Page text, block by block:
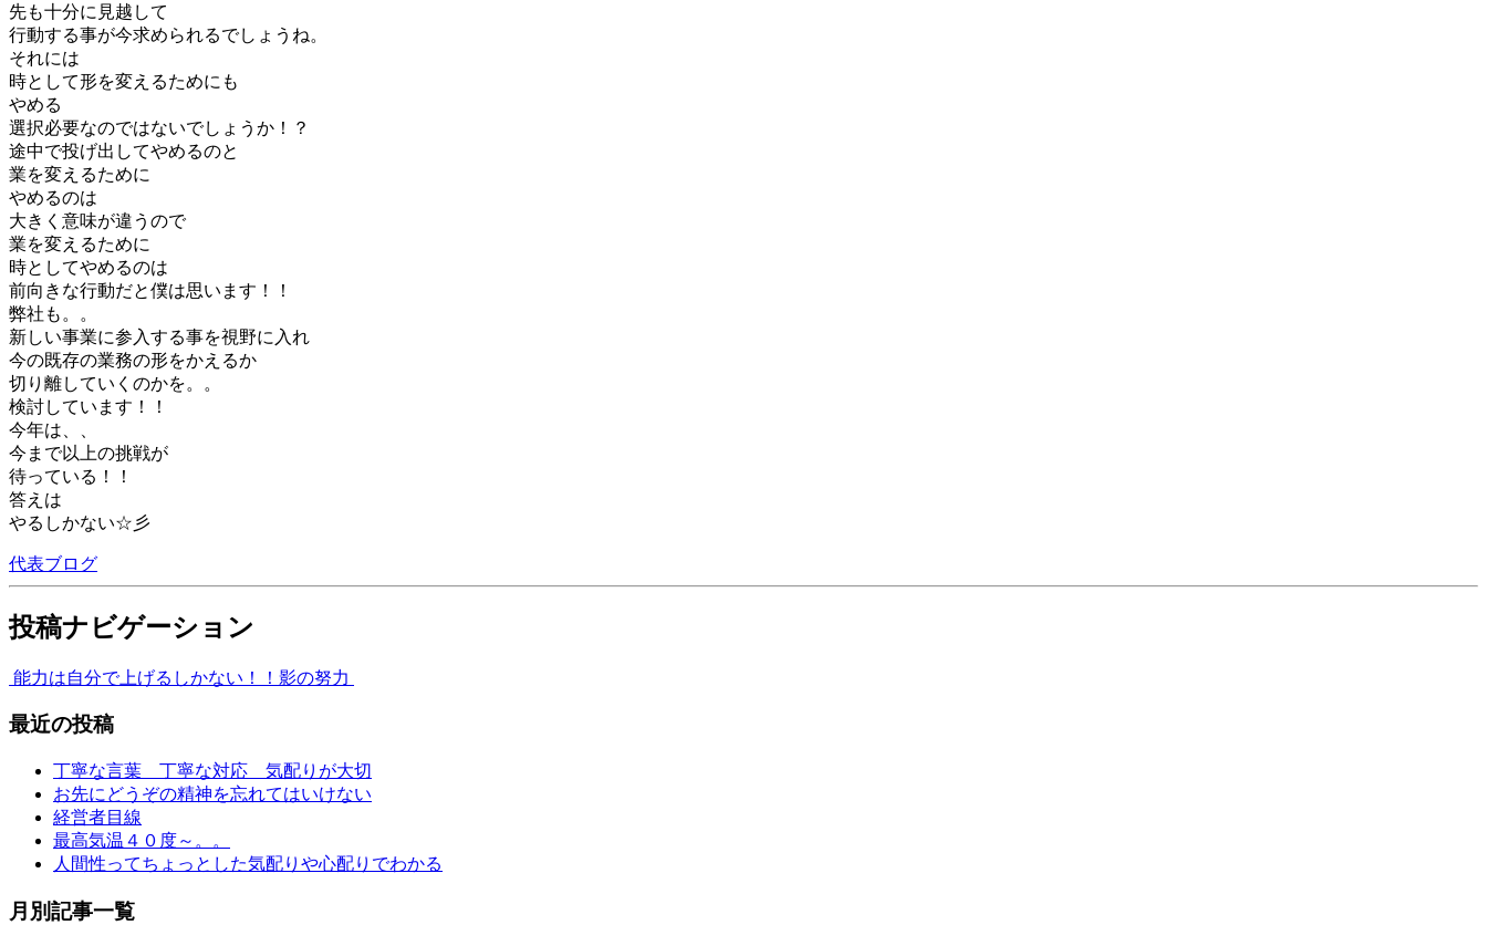
先も十分に見越して
行動する事が今求められるでしょうね。
それには
時として形を変えるためにも
やめる
選択必要なのではないでしょうか！？
途中で投げ出してやめるのと
業を変えるために
やめるのは
大きく意味が違うので
業を変えるために
時としてやめるのは
前向きな行動だと僕は思います！！
弊社も。。
新しい事業に参入する事を視野に入れ
今の既存の業務の形をかえるか
切り離していくのかを。。
検討しています！！
今年は、、
今まで以上の挑戦が
待っている！！
答えは
やるしかない☆彡
代表ブログ
投稿ナビゲーション
能力は自分で上げるしかない！！ 影の努力
最近の投稿
丁寧な言葉 丁寧な対応 気配りが大切
お先にどうぞの精神を忘れてはいけない
経営者目線
最高気温４０度～。。
人間性ってちょっとした気配りや心配りでわかる
月別記事一覧